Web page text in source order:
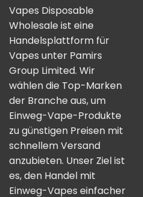
Vapes Disposable
Wholesale ist eine
Handelsplattform für
Vapes unter Pamirs
Group Limited. Wir
wählen die Top-Marken
der Branche aus, um
Einweg-Vape-Produkte
zu günstigen Preisen mit
schnellem Versand
anzubieten. Unser Ziel ist
es, den Handel mit
Einweg-Vapes einfacher